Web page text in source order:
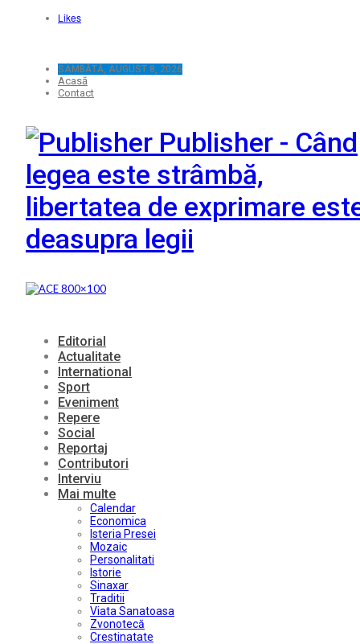
Likes
SÂMBĂTĂ, AUGUST 8, 2026
Acasă
Contact
Publisher - Când
legea este strâmbă,
libertatea de exprimare
deasupra legii
Editorial
Actualitate
International
Sport
Eveniment
Repere
Social
Reportaj
Contributori
Interviu
Mai multe
Calendar
Economica
Isteria Presei
Mozaic
Personalitati
Istorie
Sinaxar
Traditii
Viata Sanatoasa
Zvonotecă
Crestinatate